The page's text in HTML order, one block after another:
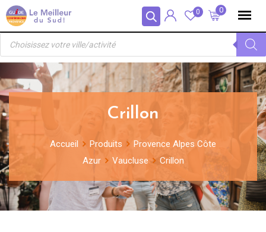
Panneau de gestion des cookies
Skip
to
content
0
0
Recherche
produits
Crillon
Accueil Produits
Provence Alpes Côte
Azur
Vaucluse Crillon